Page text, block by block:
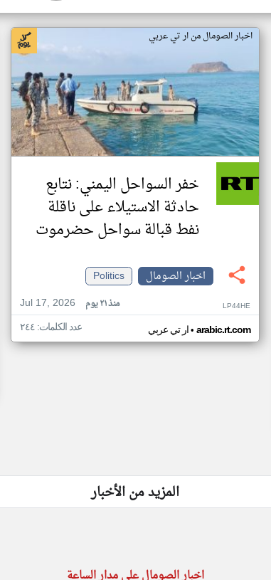
اخبار الصومال من ار تي عربي
خفر السواحل اليمني: نتابع
حادثة الاستيلاء على ناقلة
نفط قبالة سواحل حضرموت
اخبار الصومال
Politics
Jul 17, 2026
منذ ٢١ يوم LP44HE
ار تي عربي• arabic.rt.com عدد الكلمات: ٢٤٤
المزيد من الأخبار